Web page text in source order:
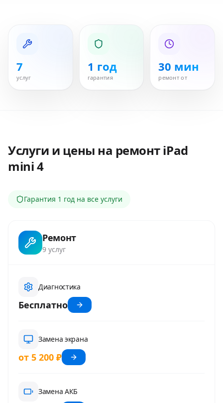
7
услуг
1 год
гарантия
30 мин
ремонт от
Услуги и цены на ремонтiPad
mini 4
Гарантия 1 год на все услуги
Ремонт
9 услуг
Диагностика
Бесплатно
Замена экрана
от 5 200 ₽
Замена АКБ